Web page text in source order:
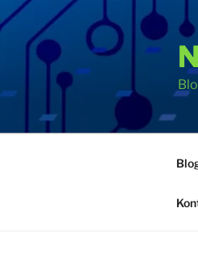
Zum
Inhalt
springen